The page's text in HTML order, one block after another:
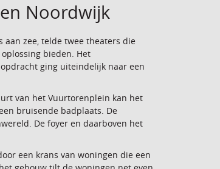
Noordwijk
zee, telde twee theaters die
bieden. Het
ging uiteindelijk naar een
van het Vuurtorenplein kan het
bruisende badplaats. De
De foyer en daarboven het
een krans van woningen die een